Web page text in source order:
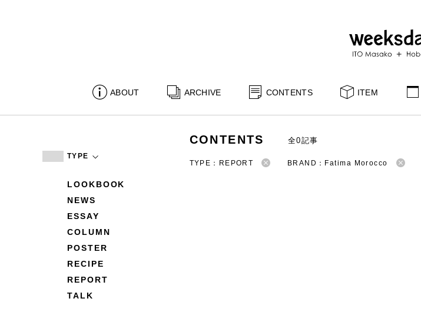
ABOUT ARCHIVE CONTENTS ITEM
TYPE
LOOKBOOK
NEWS
ESSAY
COLUMN
POSTER
RECIPE
REPORT
TALK
CONTENTS 全0記事
TYPE：REPORT BRAND：Fatima Morocco